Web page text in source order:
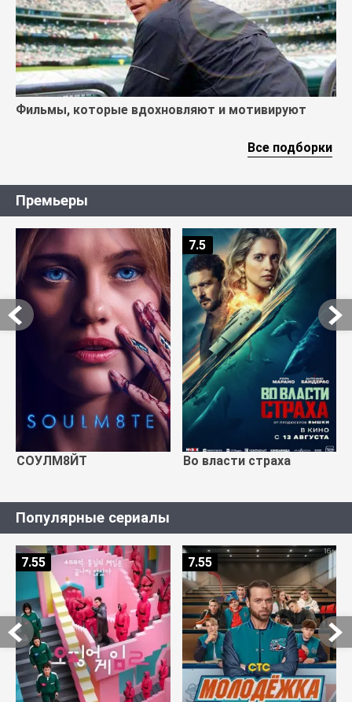
Фильмы, которые вдохновляют и мотивируют
Все подборки
Премьеры
СОУЛМ8ЙТ Во власти страха
7.5
Популярные сериалы
7.55 7.55